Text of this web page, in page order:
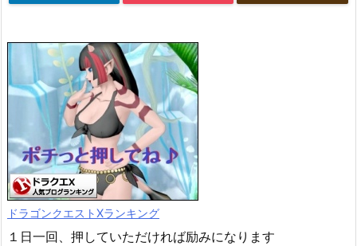
ドラゴンクエストXランキング
１日一回、押していただければ励みになります